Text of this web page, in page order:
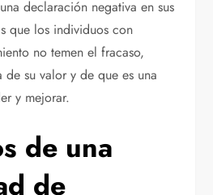
declaración negativa en sus
que los individuos con
no temen el fracaso,
de su valor y de que es una
y mejorar.
de una
de